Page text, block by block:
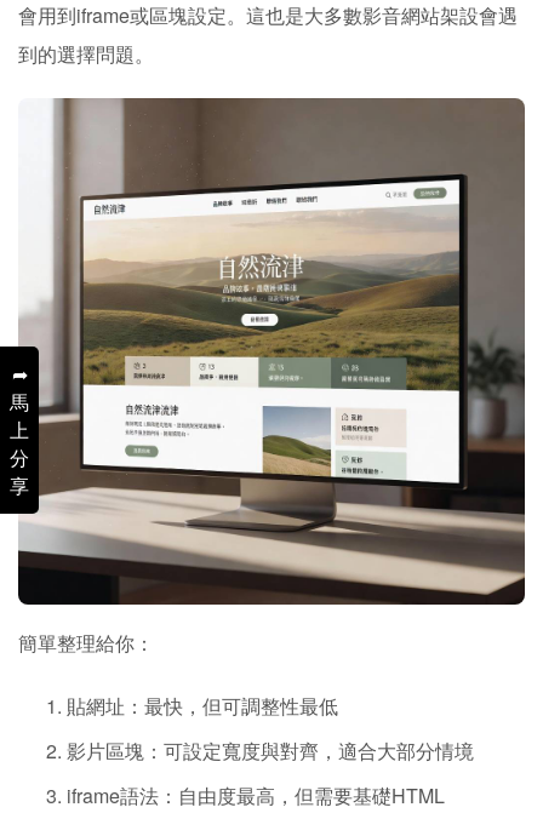
➦
馬
上
分
享
會用到iframe或區塊設定。這也是大多數影音網站架設會遇
到的選擇問題。
簡單整理給你：
貼網址：最快，但可調整性最低
影片區塊：可設定寬度與對齊，適合大部分情境
iframe語法：自由度最高，但需要基礎HTML